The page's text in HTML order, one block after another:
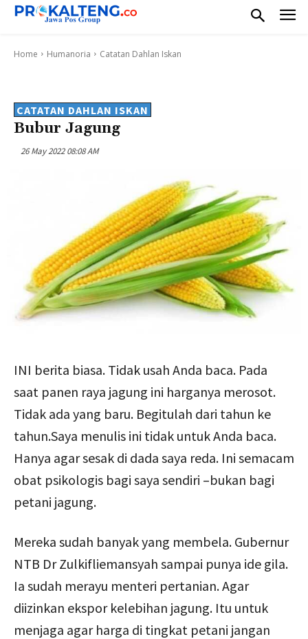
Home Humanoria Catatan Dahlan Iskan
CATATAN DAHLAN ISKAN
Bubur Jagung
26 May 2022 08:08 AM
INI berita biasa. Tidak usah Anda baca. Pada
saat panen raya jagung ini harganya merosot.
Tidak ada yang baru. Begitulah dari tahun ke
tahun.Saya menulis ini tidak untuk Anda baca.
Hanya agar sesak di dada saya reda. Ini semacam
obat psikologis bagi saya sendiri –bukan bagi
petani jagung.
Mereka sudah banyak yang membela. Gubernur
NTB Dr Zulkifliemansyah sampai punya ide gila.
Ia sudah merayu menteri pertanian. Agar
diizinkan ekspor kelebihan jagung. Itu untuk
menjaga agar harga di tingkat petani jangan